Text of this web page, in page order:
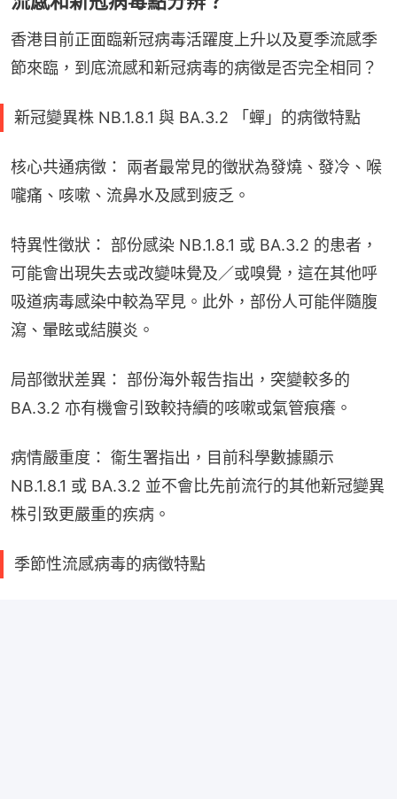
香港目前正面臨新冠病毒活躍度上升以及夏季流感季
節來臨，到底流感和新冠病毒的病徵是否完全相同？
新冠變異株 NB.1.8.1 與 BA.3.2 「蟬」的病徵特點
核心共通病徵： 兩者最常見的徵狀為發燒、發冷、喉
嚨痛、咳嗽、流鼻水及感到疲乏。
特異性徵狀： 部份感染 NB.1.8.1 或 BA.3.2 的患者，
可能會出現失去或改變味覺及／或嗅覺，這在其他呼
吸道病毒感染中較為罕見。此外，部份人可能伴隨腹
瀉、暈眩或結膜炎。
局部徵狀差異： 部份海外報告指出，突變較多的
BA.3.2 亦有機會引致較持續的咳嗽或氣管痕癢。
病情嚴重度： 衞生署指出，目前科學數據顯示
NB.1.8.1 或 BA.3.2 並不會比先前流行的其他新冠變異
株引致更嚴重的疾病。
季節性流感病毒的病徵特點